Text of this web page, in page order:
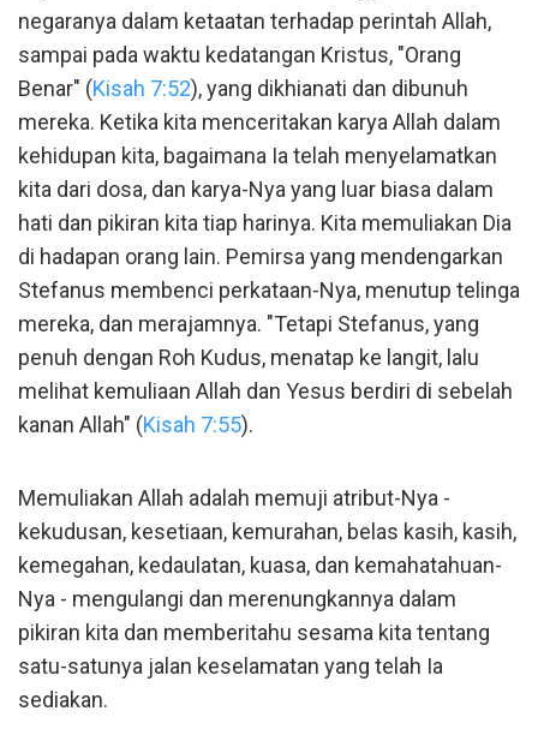
negaranya dalam ketaatan terhadap perintah Allah,
sampai pada waktu kedatangan Kristus, "Orang
Benar" (Kisah 7:52), yang dikhianati dan dibunuh
mereka. Ketika kita menceritakan karya Allah dalam
kehidupan kita, bagaimana Ia telah menyelamatkan
kita dari dosa, dan karya-Nya yang luar biasa dalam
hati dan pikiran kita tiap harinya. Kita memuliakan Dia
di hadapan orang lain. Pemirsa yang mendengarkan
Stefanus membenci perkataan-Nya, menutup telinga
mereka, dan merajamnya. "Tetapi Stefanus, yang
penuh dengan Roh Kudus, menatap ke langit, lalu
melihat kemuliaan Allah dan Yesus berdiri di sebelah
kanan Allah" (Kisah 7:55).
Memuliakan Allah adalah memuji atribut-Nya -
kekudusan, kesetiaan, kemurahan, belas kasih, kasih,
kemegahan, kedaulatan, kuasa, dan kemahatahuan-
Nya - mengulangi dan merenungkannya dalam
pikiran kita dan memberitahu sesama kita tentang
satu-satunya jalan keselamatan yang telah Ia
sediakan.